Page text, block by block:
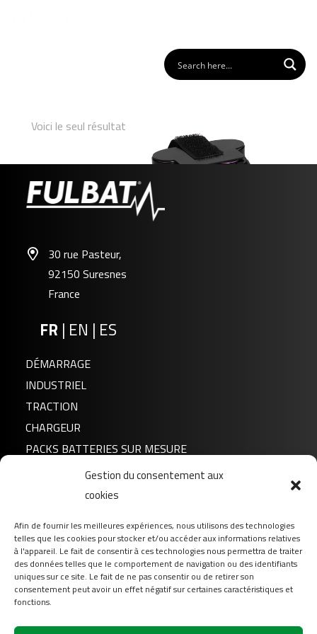
Gestion du consentement aux
cookies
Afin de fournir les meilleures expériences, nous utilisons des technologies
telles que les cookies pour stocker et/ou accéder aux informations relatives
à l'appareil. Le fait de consentir à ces technologies nous permettra de traiter
des données telles que le comportement de navigation ou des identifiants
uniques sur ce site. Le fait de ne pas consentir ou de retirer son
consentement peut avoir un effet négatif sur certaines caractéristiques et
fonctions.
Voici le seul résultat
30 rue Pasteur,
92150 Suresnes
France
FR | EN | ES
DÉMARRAGE
INDUSTRIEL
TRACTION
CHARGEUR
PACKS BATTERIES SUR MESURE
FAQ
Téléchargement
Login
Contact